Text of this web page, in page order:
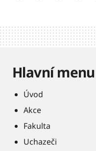
Hlavní menu
Úvod
Akce
Fakulta
Uchazeči